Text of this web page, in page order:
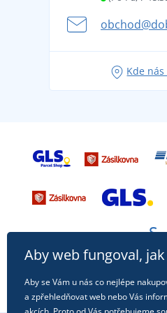
se na dovolenou bez starostí
Kde
Aby web fungoval,
Aby se Vám u nás co nejlépe
a zpřehledňovat web nebo Vás